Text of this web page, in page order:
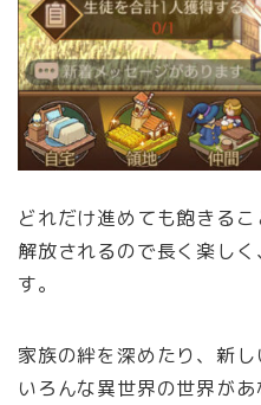
どれだけ進めても飽きる
解放されるので長く楽し
す。
家族の絆を深めたり、新
いろんな異世界の世界があ